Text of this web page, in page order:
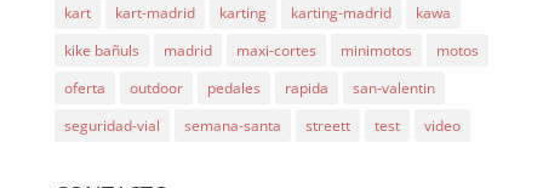
kart
kart-madrid karting karting-madrid
kawa
kike bañuls
madrid maxi-cortes minimotos
motos
oferta
outdoor pedales rapida
san-valentin
seguridad-vial
semana-santa streett test video